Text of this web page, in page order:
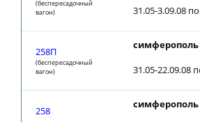
(беспересадочный
вагон)
31.05-3.09.08
258П
(беспересадочный
вагон)
31.05-22.09.08
258